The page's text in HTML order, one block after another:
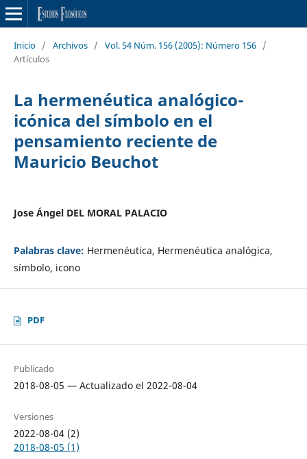
Inicio / Archivos / Vol. 54 Núm. 156 (2005): Número 156 /
Artículos
La hermenéutica analógico-
icónica del símbolo en el
pensamiento reciente de
Mauricio Beuchot
Jose Ángel DEL MORAL PALACIO
Palabras clave: Hermenéutica, Hermenéutica analógica,
símbolo, icono
PDF
Publicado
2018-08-05 — Actualizado el 2022-08-04
Versiones
2022-08-04 (2)
2018-08-05 (1)